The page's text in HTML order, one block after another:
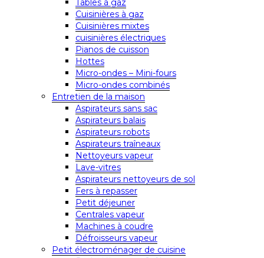
Tables à gaz
Cuisinières à gaz
Cuisinières mixtes
cuisinières électriques
Pianos de cuisson
Hottes
Micro-ondes – Mini-fours
Micro-ondes combinés
Entretien de la maison
Aspirateurs sans sac
Aspirateurs balais
Aspirateurs robots
Aspirateurs traîneaux
Nettoyeurs vapeur
Lave-vitres
Aspirateurs nettoyeurs de sol
Fers à repasser
Petit déjeuner
Centrales vapeur
Machines à coudre
Défroisseurs vapeur
Petit électroménager de cuisine